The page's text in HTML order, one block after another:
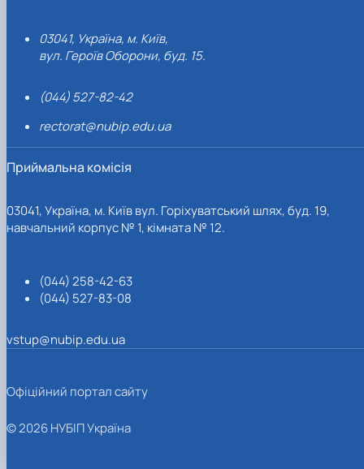
03041, Україна, м. Київ,
вул. Героїв Оборони, буд. 15.
(044) 527-82-42
rectorat@nubip.edu.ua
Приймальна комісія
03041, Україна, м. Київ вул. Горіхуватський шлях, буд. 19,
навчальний корпус № 1, кімната № 12.
(044) 258-42-63
(044) 527-83-08
vstup@nubip.edu.ua
Офіційний портал сайту
© 2026 НУБІП Україна